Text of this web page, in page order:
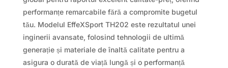
performanțe remarcabile fără a compromite bugetul
tău. Modelul EffeXSport TH202 este rezultatul unei
inginerii avansate, folosind tehnologii de ultimă
generație și materiale de înaltă calitate pentru a
asigura o durată de viață lungă și o performanță